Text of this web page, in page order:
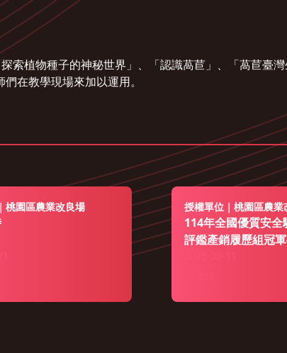
索植物種子的神秘世界」、「認識萵苣」、「萵苣臺
在教學現場來加以運用。
桃園區農業改良場 授權單位｜桃園區農業
114年全國優質安全
評鑑產銷履歷組冠